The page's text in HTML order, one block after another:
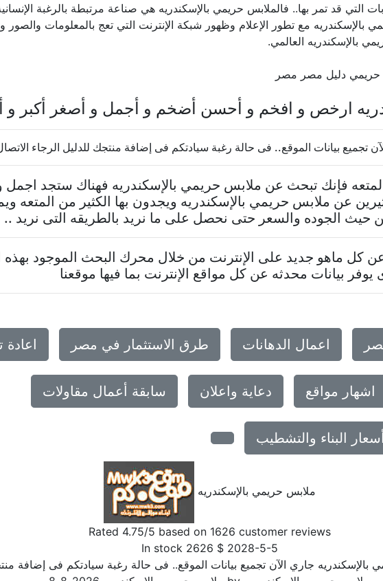
التي قد تمر بها.. فالملابس حريمي بالإسكندريه هي صناعة مرتبطة بالرغبة
مع تطور الإعلام وظهور شبكة الإنترنت التي تعج بالمعلومات والصور
بالإسكندريه العالمي.
حريمي دليل مصر مصر
ارخص و افخم و أحسن أضخم و أجمل و أصغر أكبر و
تجميع بيانات الموقع.. فى حالة رغبة سيادتكم فى إضافة منتجك للدليل الرجاء
فإنك تبحث عن ملابس حريمي بالإسكندريه فهناك ستجد
عن ملابس حريمي بالإسكندريه ويجدون بها الكثير من المتعه
حيث الجوده والسعر حتى نحصل على ما نريد بالطريقه التى نريد ..
ماهو جديد على الإنترنت من خلال محرك البحث الموجود بهذه
بيانات محدثه عن كل مواقع الإنترنت بما فيها موقعنا
اعمال الدهانات طرق الاستثمار في مصر
اشهار مواقع دعاية واعلان سابقة أعمال مقاولات
أسعار البناء والتشطيب
ملابس حريمي بالإسكندريه
Rated 4.75/5 based on 1626 customer reviews
2028-5-5
$
2626
In stock
بالإسكندريه جاري الآن تجميع بيانات الموقع.. فى حالة رغبة سيادتكم فى إضافة